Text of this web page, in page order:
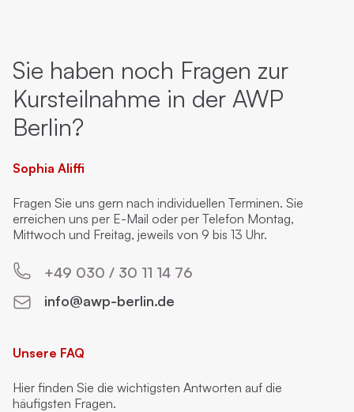
Sie haben noch Fragen zur
Kursteilnahme in der AWP
Berlin?
Sophia Aliffi
Fragen Sie uns gern nach individuellen Terminen. Sie
erreichen uns per E-Mail oder per Telefon Montag,
Mittwoch und Freitag, jeweils von 9 bis 13 Uhr.
+49 030 / 30 11 14 76
info@awp-berlin.de
Unsere FAQ
Hier finden Sie die wichtigsten Antworten auf die
häufigsten Fragen.